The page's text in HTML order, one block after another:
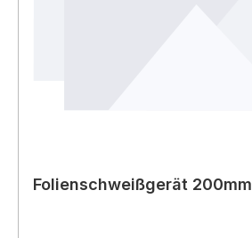
Folienschweißgerät 200mm